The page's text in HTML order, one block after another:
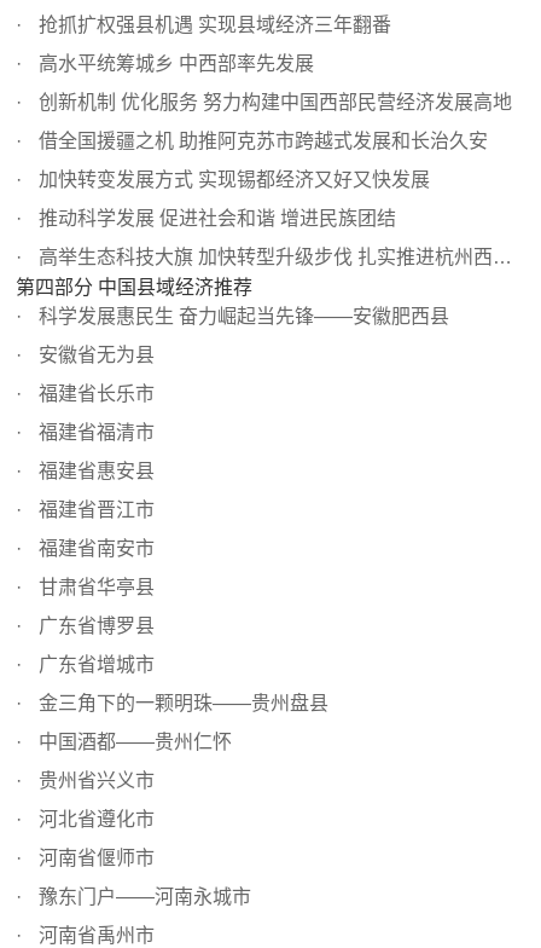
抢抓扩权强县机遇 实现县域经济三年翻番
高水平统筹城乡 中西部率先发展
创新机制 优化服务 努力构建中国西部民营经济发展高地
借全国援疆之机 助推阿克苏市跨越式发展和长治久安
加快转变发展方式 实现锡都经济又好又快发展
推动科学发展 促进社会和谐 增进民族团结
高举生态科技大旗 加快转型升级步伐 扎实推进杭州西郊现代...
第四部分 中国县域经济推荐
科学发展惠民生 奋力崛起当先锋——安徽肥西县
安徽省无为县
福建省长乐市
福建省福清市
福建省惠安县
福建省晋江市
福建省南安市
甘肃省华亭县
广东省博罗县
广东省增城市
金三角下的一颗明珠——贵州盘县
中国酒都——贵州仁怀
贵州省兴义市
河北省遵化市
河南省偃师市
豫东门户——河南永城市
河南省禹州市